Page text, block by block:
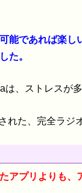
能であれば楽し
た。
、ストレスが
た、完全ラジ
プリよりも、